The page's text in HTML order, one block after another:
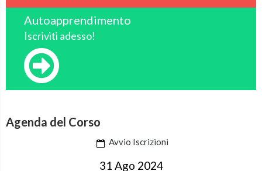
Autoapprendimento
Iscriviti adesso!
Agenda del Corso
Avvio Iscrizioni
31 Ago 2024